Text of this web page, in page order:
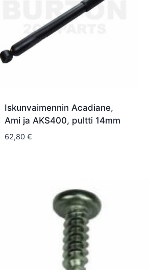
Iskunvaimennin Acadiane,
Ami ja AKS400, pultti 14mm
62,80 €